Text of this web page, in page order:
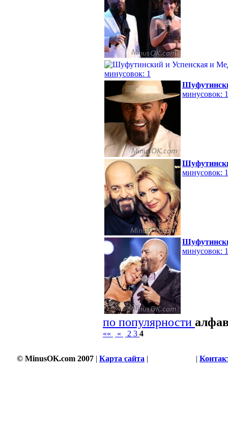
минусовок: 1
минусовок:
минусовок: 1
минусовок: 1
по популярности
«« « 2 3 4
© MinusOK.com 2007 | Карта сайта | |